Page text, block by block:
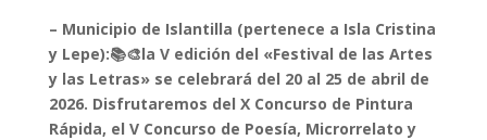
– Municipio de Islantilla (pertenece a Isla Cristina
y Lepe):📚🎨la V edición del «Festival de las Artes
y las Letras» se celebrará del 20 al 25 de abril de
2026. Disfrutaremos del X Concurso de Pintura
Rápida, el V Concurso de Poesía, Microrrelato y